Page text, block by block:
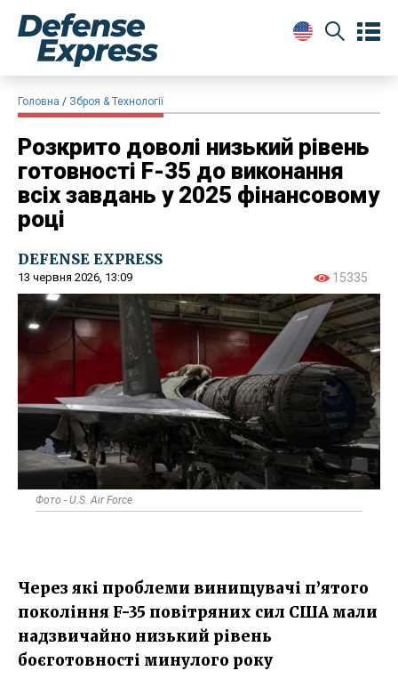
Головна Зброя & Технології
Розкрито доволі низький рівень
готовності F-35 до виконання
всіх завдань у 2025 фінансовому
році
DEFENSE EXPRESS
13 червня 2026, 13:09 15335
Фото - U.S. Air Force
Через які проблеми винищувачі п’ятого
покоління F-35 повітряних сил США мали
надзвичайно низький рівень
боєготовності минулого року